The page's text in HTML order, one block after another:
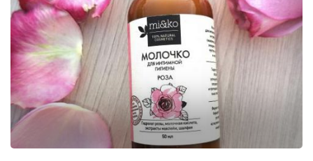
для интимной гигиены, потому что последнее
время ничего нового не пробую,...